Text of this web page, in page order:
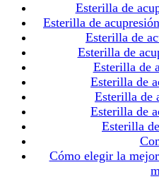
Esterilla de
Esterilla de
Esterilla de
Esterilla de
Esterilla de
Esterilla de
Esterilla de
Esterilla de
Esterilla
Cómo elegir la